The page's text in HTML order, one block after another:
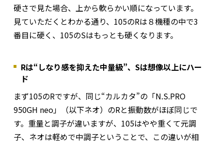
硬さで見た場合、上から軟らかい順になっています。
見ていただくとわかる通り、105のRは８機種の中で3
番目に硬く、105のSはもっとも硬くなります。
Rは“しなり感を抑えた中量級”、Sは想像以上にハー
ド
まず105のRですが、同じ“カルカタ”の「N.S.PRO
950GH neo」（以下ネオ）のRと振動数がほぼ同じで
す。重量と調子が違いますが、105はやや重くて元調
子、ネオは軽めで中調子ということで、この違いが相